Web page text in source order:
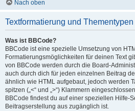
Nach oben
Textformatierung und Thementypen
Was ist BBCode?
BBCode ist eine spezielle Umsetzung von
Formatierungsmöglichkeiten für deinen Text
von BBCode werden durch die Board-
auch durch dich für jeden einzelnen Beitrag
ähnlich wie HTML aufgebaut, jedoch werden
spitzen („<“ und „>“) Klammern
BBCode findest du auf einer speziellen Hilfe-
Beitragserstellung aus zugänglich ist.